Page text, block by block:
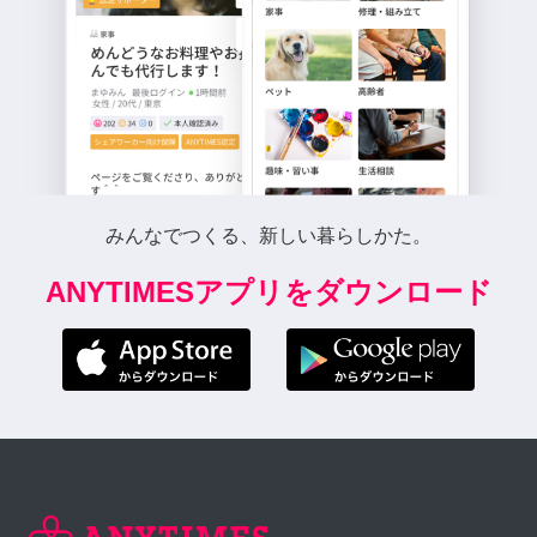
みんなでつくる、新しい暮らしかた。
ANYTIMESアプリをダウンロード